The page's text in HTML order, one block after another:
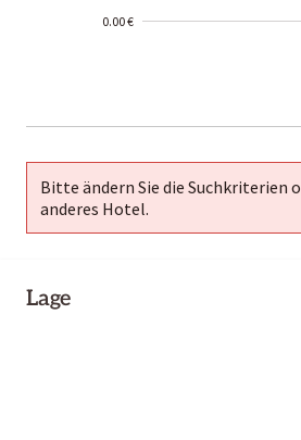
0.00 €
01-02
Bitte ändern Sie die Suchkriterien
anderes Hotel.
Lage